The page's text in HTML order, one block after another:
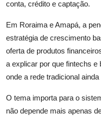
conta, crédito e captação.
Em Roraima e Amapá, a
estratégia de crescimento
oferta de produtos
a explicar por que fintechs
onde a rede tradicional ainda
O tema importa para o
não depende mais apenas